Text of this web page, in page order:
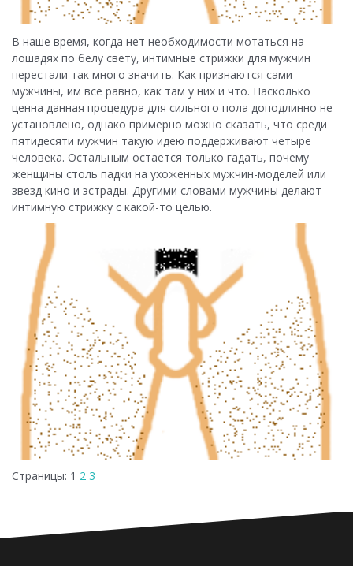
В наше время, когда нет необходимости мотаться на
лошадях по белу свету, интимные стрижки для мужчин
перестали так много значить. Как признаются сами
мужчины, им все равно, как там у них и что. Насколько
ценна данная процедура для сильного пола доподлинно не
установлено, однако примерно можно сказать, что среди
пятидесяти мужчин такую идею поддерживают четыре
человека. Остальным остается только гадать, почему
женщины столь падки на ухоженных мужчин-моделей или
звезд кино и эстрады. Другими словами мужчины делают
интимную стрижку с какой-то целью.
Страницы: 1 2 3